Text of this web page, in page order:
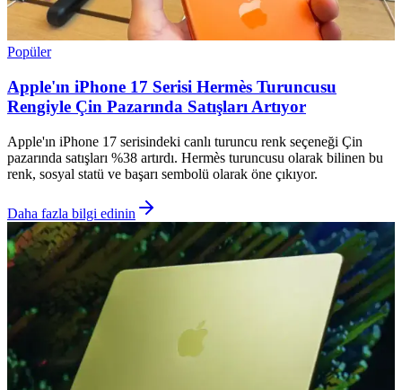
Popüler
Apple'ın iPhone 17 Serisi Hermès Turuncusu
Rengiyle Çin Pazarında Satışları Artıyor
Apple'ın iPhone 17 serisindeki canlı turuncu renk seçeneği Çin
pazarında satışları %38 artırdı. Hermès turuncusu olarak bilinen bu
renk, sosyal statü ve başarı sembolü olarak öne çıkıyor.
Daha fazla bilgi edinin